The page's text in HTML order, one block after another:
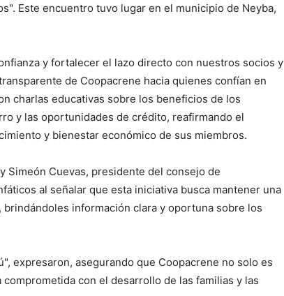
Este encuentro tuvo lugar en el municipio de Neyba,
y fortalecer el lazo directo con nuestros socios y
de Coopacrene hacia quienes confían en
charlas educativas sobre los beneficios de los
y las oportunidades de crédito, reafirmando el
y bienestar económico de sus miembros.
Simeón Cuevas, presidente del consejo de
al señalar que esta iniciativa busca mantener una
información clara y oportuna sobre los
expresaron, asegurando que Coopacrene no solo es
con el desarrollo de las familias y las